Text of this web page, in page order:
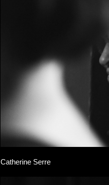
Catherine Serre